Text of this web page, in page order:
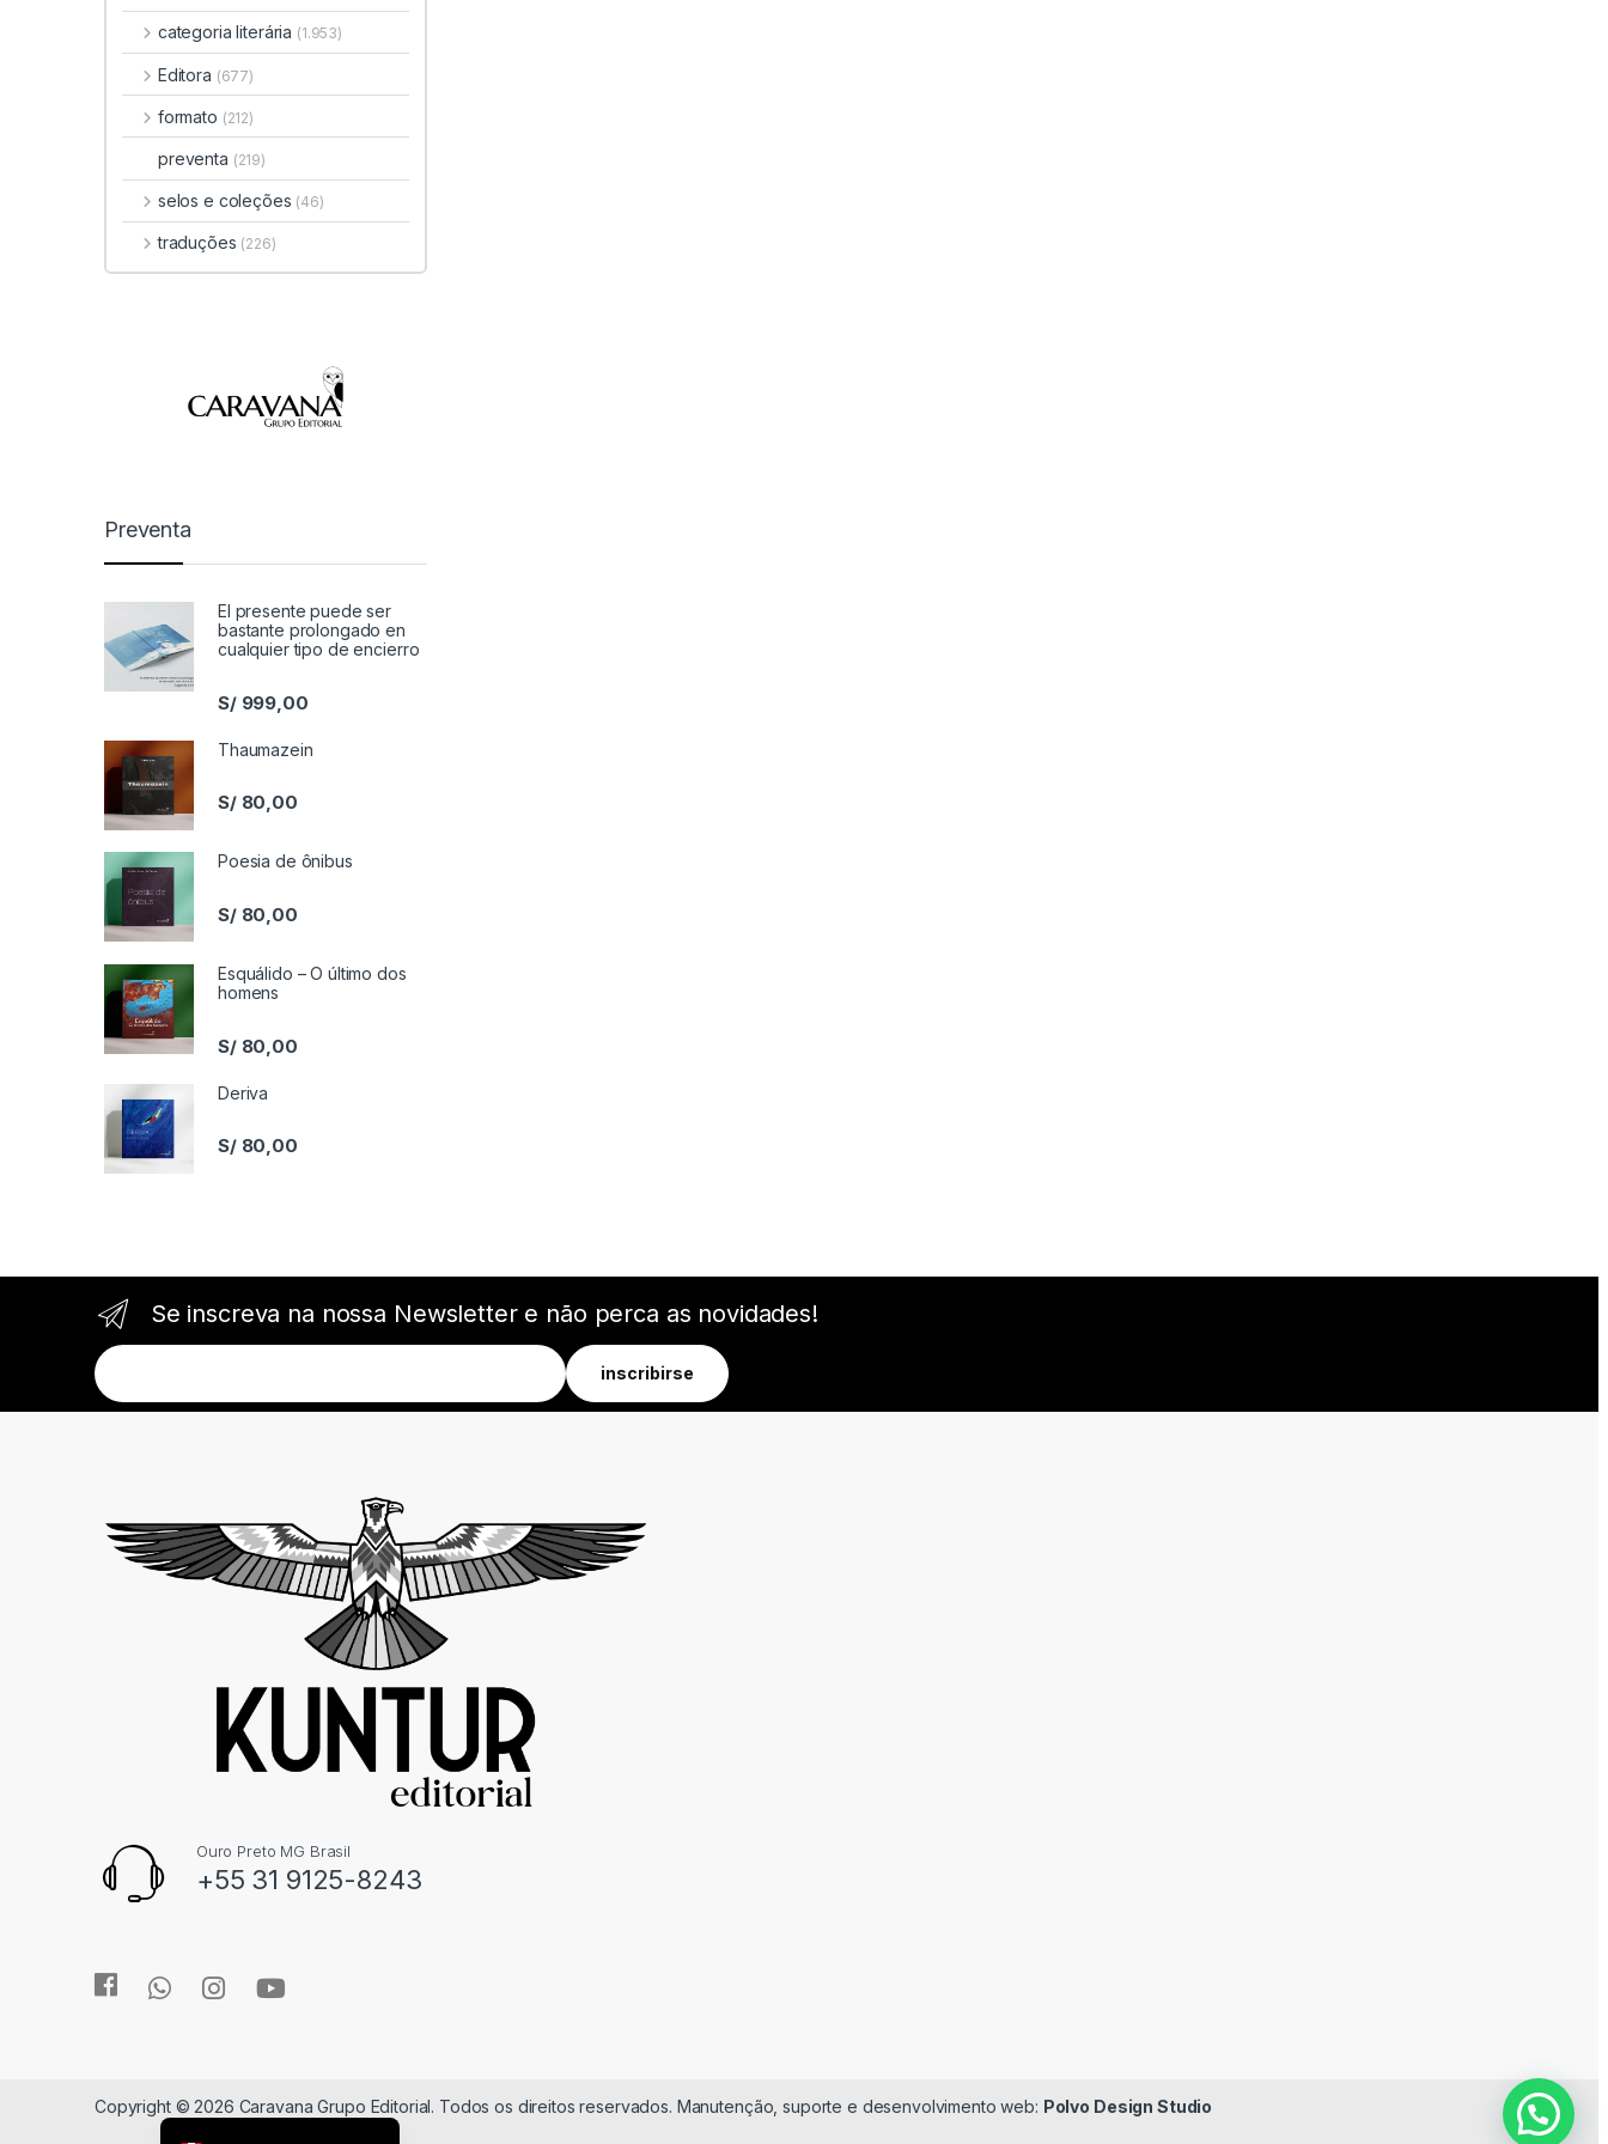
categoria literária (1.953)
Editora (677)
formato (212)
preventa (219)
selos e coleções (46)
traduções (226)
Preventa
El presente puede ser
bastante prolongado en
cualquier tipo de encierro
S/999,00
Thaumazein
S/80,00
Poesia de ônibus
S/80,00
Esquálido – O último dos
homens
S/80,00
Deriva
S/80,00
Se inscreva na nossa Newsletter e não perca as novidades!
Ouro Preto MG Brasil
+55 31 9125-8243
Copyright © 2026 Caravana Grupo Editorial. Todos os direitos reservados. Manutenção, suporte e desenvolvimento web: Polvo Design Studio